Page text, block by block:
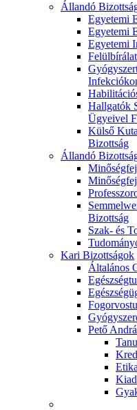
Állandó
Egyetemi
Egyetemi
Egyetemi
Hallgatók
Ügyeivel
Külső
Bizottság
Állandó
Bizottság
Szak- és
Kari Bizottságok
Általános
Pető